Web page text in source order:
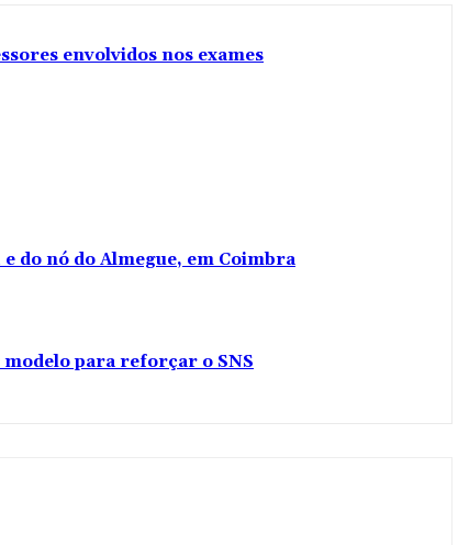
envolvidos nos exames
do nó do Almegue, em Coimbra
para reforçar o SNS